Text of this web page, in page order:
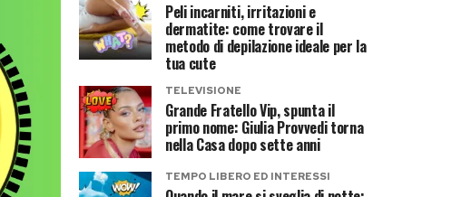
Peli incarniti, irritazioni e
dermatite: come trovare il
metodo di depilazione ideale per la
tua cute
TELEVISIONE
Grande Fratello Vip, spunta il
primo nome: Giulia Provvedi torna
nella Casa dopo sette anni
TEMPO LIBERO ED INTERESSI